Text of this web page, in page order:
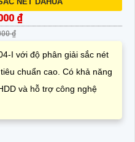
₫
₫
I với độ phân giải sắc nét
chuẩn cao. Có khả năng
và hỗ trợ công nghệ